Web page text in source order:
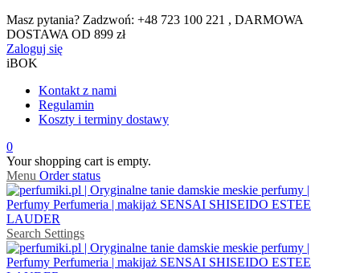
Masz pytania? Zadzwoń: +48 723 100 221 , DARMOWA
DOSTAWA OD 899 zł
Zaloguj się
iBOK
Kontakt z nami
Regulamin
Koszty i terminy dostawy
0
Your shopping cart is empty.
Menu Order status
Search Settings